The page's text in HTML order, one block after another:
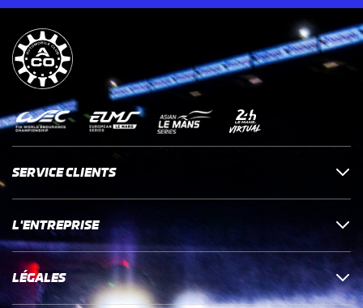
SERVICE CLIENTS
L'ENTREPRISE
LÉGALES